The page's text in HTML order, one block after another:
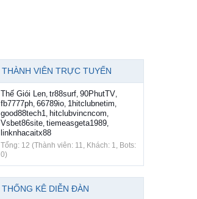
THÀNH VIÊN TRỰC TUYẾN
Thế Giói Len, tr88surf, 90PhutTV,
fb7777ph, 66789io, 1hitclubnetim,
good88tech1, hitclubvincncom,
Vsbet86site, tiemeasgeta1989,
linknhacaitx88
Tổng: 12 (Thành viên: 11, Khách: 1, Bots:
0)
THỐNG KÊ DIỄN ĐÀN